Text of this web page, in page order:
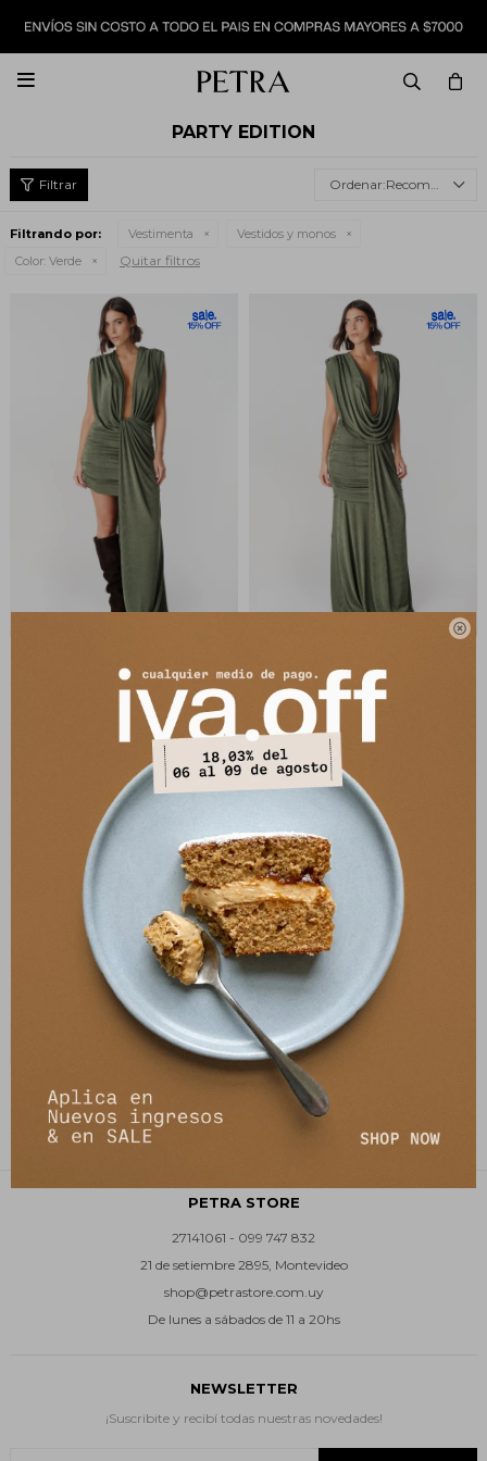


PARTY EDITION
Recomendados
Filtrando por: Vestimenta
Vestidos y monos
Color: Verde Quitar filtros
7.131 $ 8.390 $ 7.131 $ 8.390
Mono Anai - Verde
$ 3.490 $ 6.990
PETRA STORE
27141061 - 099 747 832
21 de setiembre 2895, Montevideo
shop@petrastore.com.uy
De lunes a sábados de 11 a 20hs
NEWSLETTER
¡Suscribite y recibí todas nuestras novedades!